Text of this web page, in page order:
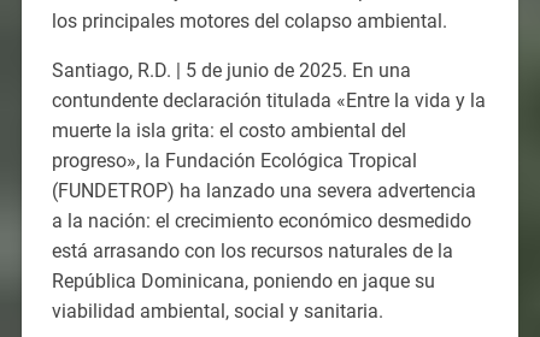
los principales motores del colapso ambiental.
Santiago, R.D. | 5 de junio de 2025. En una
contundente declaración titulada «Entre la vida y la
muerte la isla grita: el costo ambiental del
progreso», la Fundación Ecológica Tropical
(FUNDETROP) ha lanzado una severa advertencia
a la nación: el crecimiento económico desmedido
está arrasando con los recursos naturales de la
República Dominicana, poniendo en jaque su
viabilidad ambiental, social y sanitaria.